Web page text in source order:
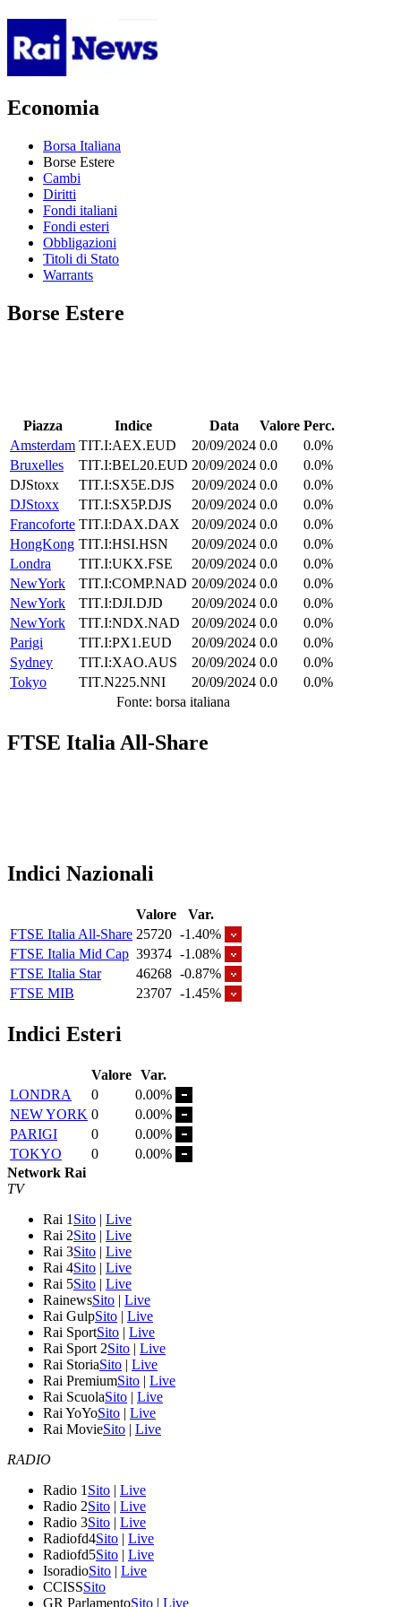
Economia
Borsa Italiana
Borse Estere
Cambi
Diritti
Fondi italiani
Fondi esteri
Obbligazioni
Titoli di Stato
Warrants
Borse Estere
Piazza Indice Data Valore Perc.
Amsterdam TIT.I:AEX.EUD 20/09/2024 0.0
0.0%
Bruxelles
TIT.I:BEL20.EUD 20/09/2024 0.0
0.0%
DJStoxx
TIT.I:SX5E.DJS 20/09/2024 0.0
0.0%
DJStoxx
TIT.I:SX5P.DJS 20/09/2024 0.0
0.0%
Francoforte TIT.I:DAX.DAX 20/09/2024 0.0
0.0%
HongKong TIT.I:HSI.HSN 20/09/2024 0.0
0.0%
Londra
TIT.I:UKX.FSE 20/09/2024 0.0
0.0%
NewYork
TIT.I:COMP.NAD 20/09/2024 0.0
0.0%
NewYork
TIT.I:DJI.DJD 20/09/2024 0.0
0.0%
NewYork
TIT.I:NDX.NAD 20/09/2024 0.0
0.0%
Parigi
TIT.I:PX1.EUD 20/09/2024 0.0
0.0%
Sydney
TIT.I:XAO.AUS 20/09/2024 0.0
0.0%
Tokyo
TIT.N225.NNI 20/09/2024 0.0
0.0%
Fonte: borsa italiana
FTSE Italia All-Share
Indici Nazionali
Valore
Var.
FTSE Italia All-Share 25720 -1.40%
FTSE Italia Mid Cap 39374 -1.08%
FTSE Italia Star
46268 -0.87%
FTSE MIB
23707 -1.45%
Indici Esteri
Valore Var.
LONDRA
0
0.00%
NEW YORK 0
0.00%
PARIGI
0
0.00%
TOKYO
0
0.00%
Network Rai
TV
Rai 1 Sito | Live
Rai 2Sito | Live
Rai 3Sito | Live
Rai 4Sito | Live
Rai 5Sito | Live
RainewsSito | Live
Rai GulpSito | Live
Rai SportSito | Live
Rai Sport 2Sito | Live
Rai StoriaSito | Live
Rai PremiumSito | Live
Rai ScuolaSito | Live
Rai YoYoSito | Live
Rai MovieSito | Live
RADIO
Radio 1 Sito | Live
Radio 2Sito | Live
Radio 3Sito | Live
Radiofd4Sito | Live
Radiofd5Sito | Live
IsoradioSito | Live
CCISSSito
GR ParlamentoSito | Live